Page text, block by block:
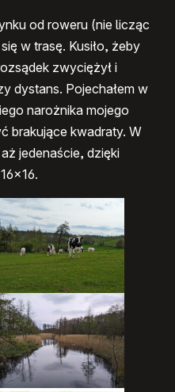
od roweru (nie licząc
w trasę. Kusiło, żeby
zwyciężył i
dystans. Pojechałem w
narożnika mojego
brakujące kwadraty. W
jedenaście, dzięki